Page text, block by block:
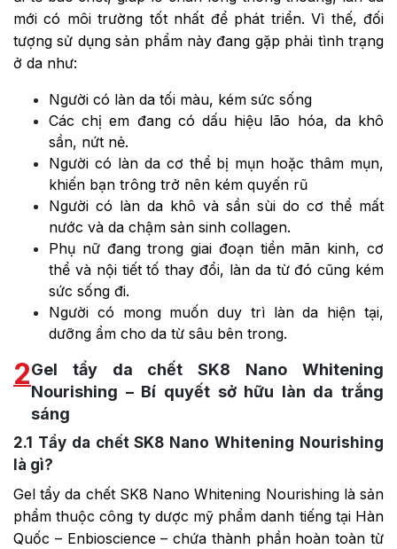
mới có môi trường tốt nhất để phát triển. Vì thế, đối
tượng sử dụng sản phẩm này đang gặp phải tình trạng
ở da như:
Người có làn da tối màu, kém sức sống
Các chị em đang có dấu hiệu lão hóa, da khô
sần, nứt nẻ.
Người có làn da cơ thể bị mụn hoặc thâm mụn,
khiến bạn trông trở nên kém quyến rũ
Người có làn da khô và sần sùi do cơ thể mất
nước và da chậm sản sinh collagen.
Phụ nữ đang trong giai đoạn tiền mãn kinh, cơ
thể và nội tiết tố thay đổi, làn da từ đó cũng kém
sức sống đi.
Người có mong muốn duy trì làn da hiện tại,
dưỡng ẩm cho da từ sâu bên trong.
2Gel tẩy da chết SK8 Nano Whitening
Nourishing – Bí quyết sở hữu làn da trắng
sáng
2.1 Tẩy da chết SK8 Nano Whitening Nourishing
là gì?
Gel tẩy da chết SK8 Nano Whitening Nourishing là sản
phẩm thuộc công ty dược mỹ phẩm danh tiếng tại Hàn
Quốc – Enbioscience – chứa thành phần hoàn toàn từ